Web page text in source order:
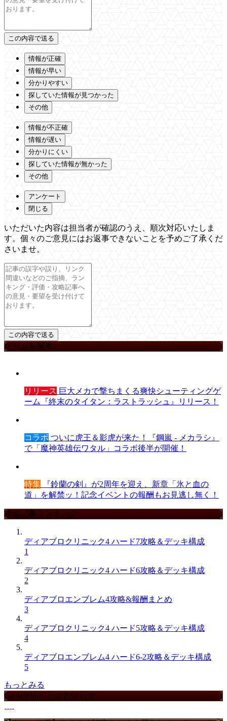
情報が正確
情報が早い
分かりやすい
探していた情報が見つかった
その他
情報が不正確
情報が遅い
分かりにくい
探していた情報が無かった
その他
アンケート
閉じる
いただいた内容は担当者が確認のうえ、順次対応いたしま
す。個々のご意見にはお返事できないことを予めご了承くだ
さいませ。
ゲームを探す
リリース 巨大メカで撃ちまくる爽快シューティングゲ
ーム『終末のタイタン：ラストラッシュ』リリース！
コラボ ついに虎王＆影虎が来た！『鋼嵐 - メカラシ』
で「魔神英雄伝ワタル」コラボ後半が開催！
特集 『鈴蘭の剣』が2周年を迎え、新章「氷と血の
道」を解禁ッ！記念イベントの報酬もお見逃し無く！
攻略記事ランキング
ディアブロクリニック4 ハード7攻略＆デッキ構成
1
ディアブロクリニック4 ハード6攻略＆デッキ構成
2
ディアブロエンブレム4攻略&報酬まとめ
3
ディアブロクリニック4 ハード5攻略＆デッキ構成
4
ディアブロエンブレム4 ハード6-2攻略＆デッキ構成
5
もっとみる
GameWithからのお知らせ